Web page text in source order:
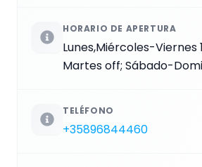
HORARIO DE APERTURA
Lunes,Miércoles-Viernes
Martes off; Sábado-
TELÉFONO
+35896844460